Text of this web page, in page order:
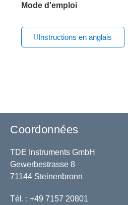
Mode d'emploi
Instructions en anglais
Coordonnées
TDE Instruments GmbH
Gewerbestrasse 8
71144 Steinenbronn
Tél. : +49 7157 20801